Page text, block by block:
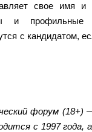
свое имя и
и профильные
с кандидатом,
форум (18+)
с 1997 года,